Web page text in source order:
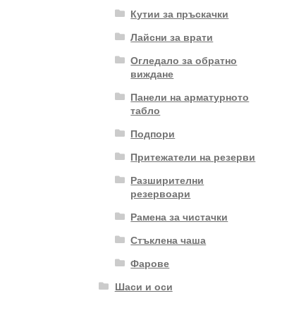
Кутии за пръскачки
Лайсни за врати
Огледало за обратно
виждане
Панели на арматурното
табло
Подпори
Притежатели на резерви
Разширителни
резервоари
Рамена за чистачки
Стъклена чаша
Фарове
Шаси и оси